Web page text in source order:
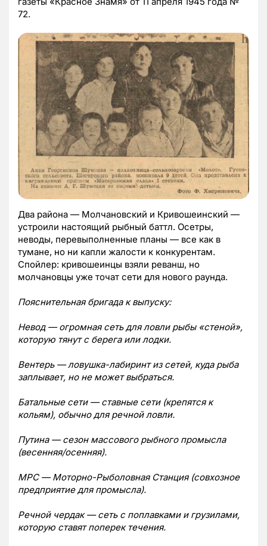
72.
Два района — Молчановский и Кривошеинский —
устроили настоящий рыбный баттл. Осетры,
неводы, перевыполненные планы — все как в
тумане, но ни капли жалости к конкурентам.
Спойлер: кривошеинцы взяли реванш, но
молчановцы уже точат сети для нового раунда.
Пояснительная бригада к выпуску:
Невод — огромная сеть для ловли рыбы «стеной»,
которую тянут с берега или лодки.
Вентерь — ловушка-лабиринт из сетей, куда рыба
заплывает, но не может выбраться.
Батальные сети — ставные сети (крепятся к
кольям), обычно для речной ловли.
Путина — сезон массового рыбного промысла
(весенняя/осенняя).
МРС — Моторно-Рыболовная Станция (совхозное
предприятие для промысла).
Речной чердак — сеть с поплавками и грузилами,
которую ставят поперек течения.